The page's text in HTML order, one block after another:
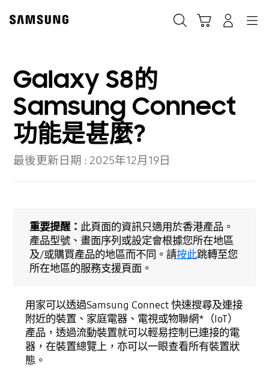
content
Galaxy S8的
Samsung Connect
功能是甚麼?
最後更新日期 :2025年12月19日
重要提醒： 此頁面的資訊只適用於香港產品。
產品型號、畫面序列或設定會根據您所在地區
及/或購買產品的地區而不同。請按此跳轉至您
所在地區的服務支援頁面。
用家可以透過Samsung Connect 快速搜尋及連接
附近的裝置、家庭電器、電視或物聯網*（IoT）
產品，透過流動裝置就可以輕易控制已連接的電
器，在裝置總覽上，亦可以一眼查看所有裝置狀
態。